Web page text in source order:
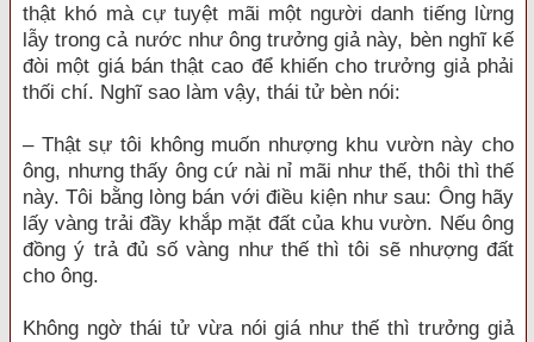
thật khó mà cự tuyệt mãi một người danh tiếng lừng
lẫy trong cả nước như ông trưởng giả này, bèn nghĩ kế
đòi một giá bán thật cao để khiến cho trưởng giả phải
thối chí. Nghĩ sao làm vậy, thái tử bèn nói:
– Thật sự tôi không muốn nhượng khu vườn này cho
ông, nhưng thấy ông cứ nài nỉ mãi như thế, thôi thì thế
này. Tôi bằng lòng bán với điều kiện như sau: Ông hãy
lấy vàng trải đầy khắp mặt đất của khu vườn. Nếu ông
đồng ý trả đủ số vàng như thế thì tôi sẽ nhượng đất
cho ông.
Không ngờ thái tử vừa nói giá như thế thì trưởng giả